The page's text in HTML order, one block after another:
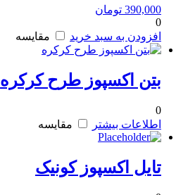
390,000 تومان
0
افزودن به سبد خرید
مقایسه
بتن اکسپوز طرح کرکره
0
اطلاعات بیشتر
مقایسه
تایل اکسپوز کونیک